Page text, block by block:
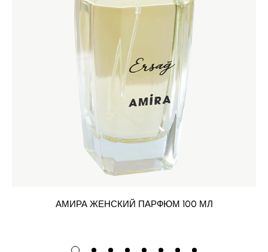
АМИРА ЖЕНСКИЙ ПАРФЮМ 100 МЛ